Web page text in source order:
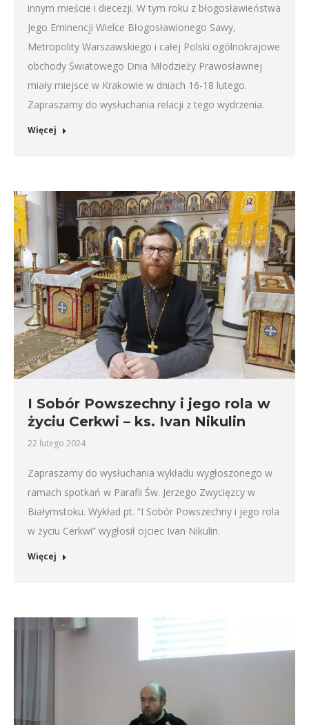
innym mieście i diecezji. W tym roku z błogosławieństwa
Jego Eminencji Wielce Błogosławionego Sawy,
Metropolity Warszawskiego i całej Polski ogólnokrajowe
obchody Światowego Dnia Młodzieży Prawosławnej
miały miejsce w Krakowie w dniach 16-18 lutego.
Zapraszamy do wysłuchania relacji z tego wydrzenia.
Więcej
I Sobór Powszechny i jego rola w
życiu Cerkwi – ks. Ivan Nikulin
22 lutego 2024
Zapraszamy do wysłuchania wykładu wygłoszonego w
ramach spotkań w Parafii Św. Jerzego Zwycięzcy w
Białymstoku. Wykład pt. “I Sobór Powszechny i jego rola
w życiu Cerkwi” wygłosił ojciec Ivan Nikulin.
Więcej